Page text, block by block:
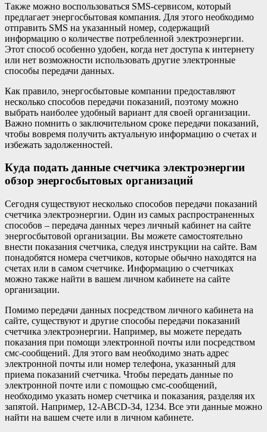
Также можно воспользоваться SMS-сервисом, который
предлагает энергосбытовая компания. Для этого необходимо
отправить SMS на указанный номер, содержащий
информацию о количестве потребленной электроэнергии.
Этот способ особенно удобен, когда нет доступа к интернету
или нет возможности использовать другие электронные
способы передачи данных.
Как правило, энергосбытовые компании предоставляют
несколько способов передачи показаний, поэтому можно
выбрать наиболее удобный вариант для своей организации.
Важно помнить о заключительном сроке передачи показаний,
чтобы вовремя получить актуальную информацию о счетах и
избежать задолженностей.
Куда подать данные счетчика электроэнергии
обзор энергосбытовых организаций
Сегодня существуют несколько способов передачи показаний
счетчика электроэнергии. Один из самых распространенных
способов – передача данных через личный кабинет на сайте
энергосбытовой организации. Вы можете самостоятельно
внести показания счетчика, следуя инструкции на сайте. Вам
понадобятся номера счетчиков, которые обычно находятся на
счетах или в самом счетчике. Информацию о счетчиках
можно также найти в вашем личном кабинете на сайте
организации.
Помимо передачи данных посредством личного кабинета на
сайте, существуют и другие способы передачи показаний
счетчика электроэнергии. Например, вы можете передать
показания при помощи электронной почты или посредством
смс-сообщений. Для этого вам необходимо знать адрес
электронной почты или номер телефона, указанный для
приема показаний счетчика. Чтобы передать данные по
электронной почте или с помощью смс-сообщений,
необходимо указать номер счетчика и показания, разделяя их
запятой. Например, 12-ABCD-34, 1234. Все эти данные можно
найти на вашем счете или в личном кабинете.